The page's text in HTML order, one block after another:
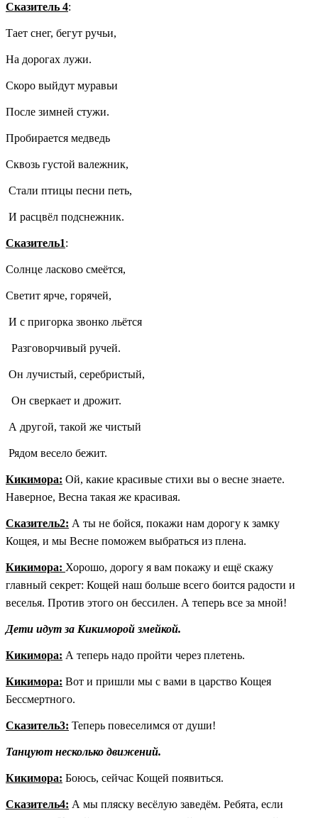
Сказитель 4:
Тает снег, бегут ручьи,
На дорогах лужи.
Скоро выйдут муравьи
После зимней стужи.
Пробирается медведь
Сквозь густой валежник,
Стали птицы песни петь,
И расцвёл подснежник.
Сказитель1:
Солнце ласково смеётся,
Светит ярче, горячей,
И с пригорка звонко льётся
Разговорчивый ручей.
Он лучистый, серебристый,
Он сверкает и дрожит.
А другой, такой же чистый
Рядом весело бежит.
Кикимора: Ой, какие красивые стихи вы о весне знаете.
Наверное, Весна такая же красивая.
Сказитель2: А ты не бойся, покажи нам дорогу к замку
Кощея, и мы Весне поможем выбраться из плена.
Кикимора: Хорошо, дорогу я вам покажу и ещё скажу
главный секрет: Кощей наш больше всего боится радости и
веселья. Против этого он бессилен. А теперь все за мной!
Дети идут за Кикиморой змейкой.
Кикимора: А теперь надо пройти через плетень.
Кикимора: Вот и пришли мы с вами в царство Кощея
Бессмертного.
Сказитель3: Теперь повеселимся от души!
Танцуют несколько движений.
Кикимора: Боюсь, сейчас Кощей появиться.
Сказитель4: А мы пляску весёлую заведём. Ребята, если